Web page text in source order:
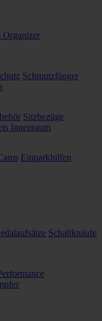
Organizer
Schmutzfänger
Sitzbezüge
Innenraum
Einparkhilfen
Schaltknäufe